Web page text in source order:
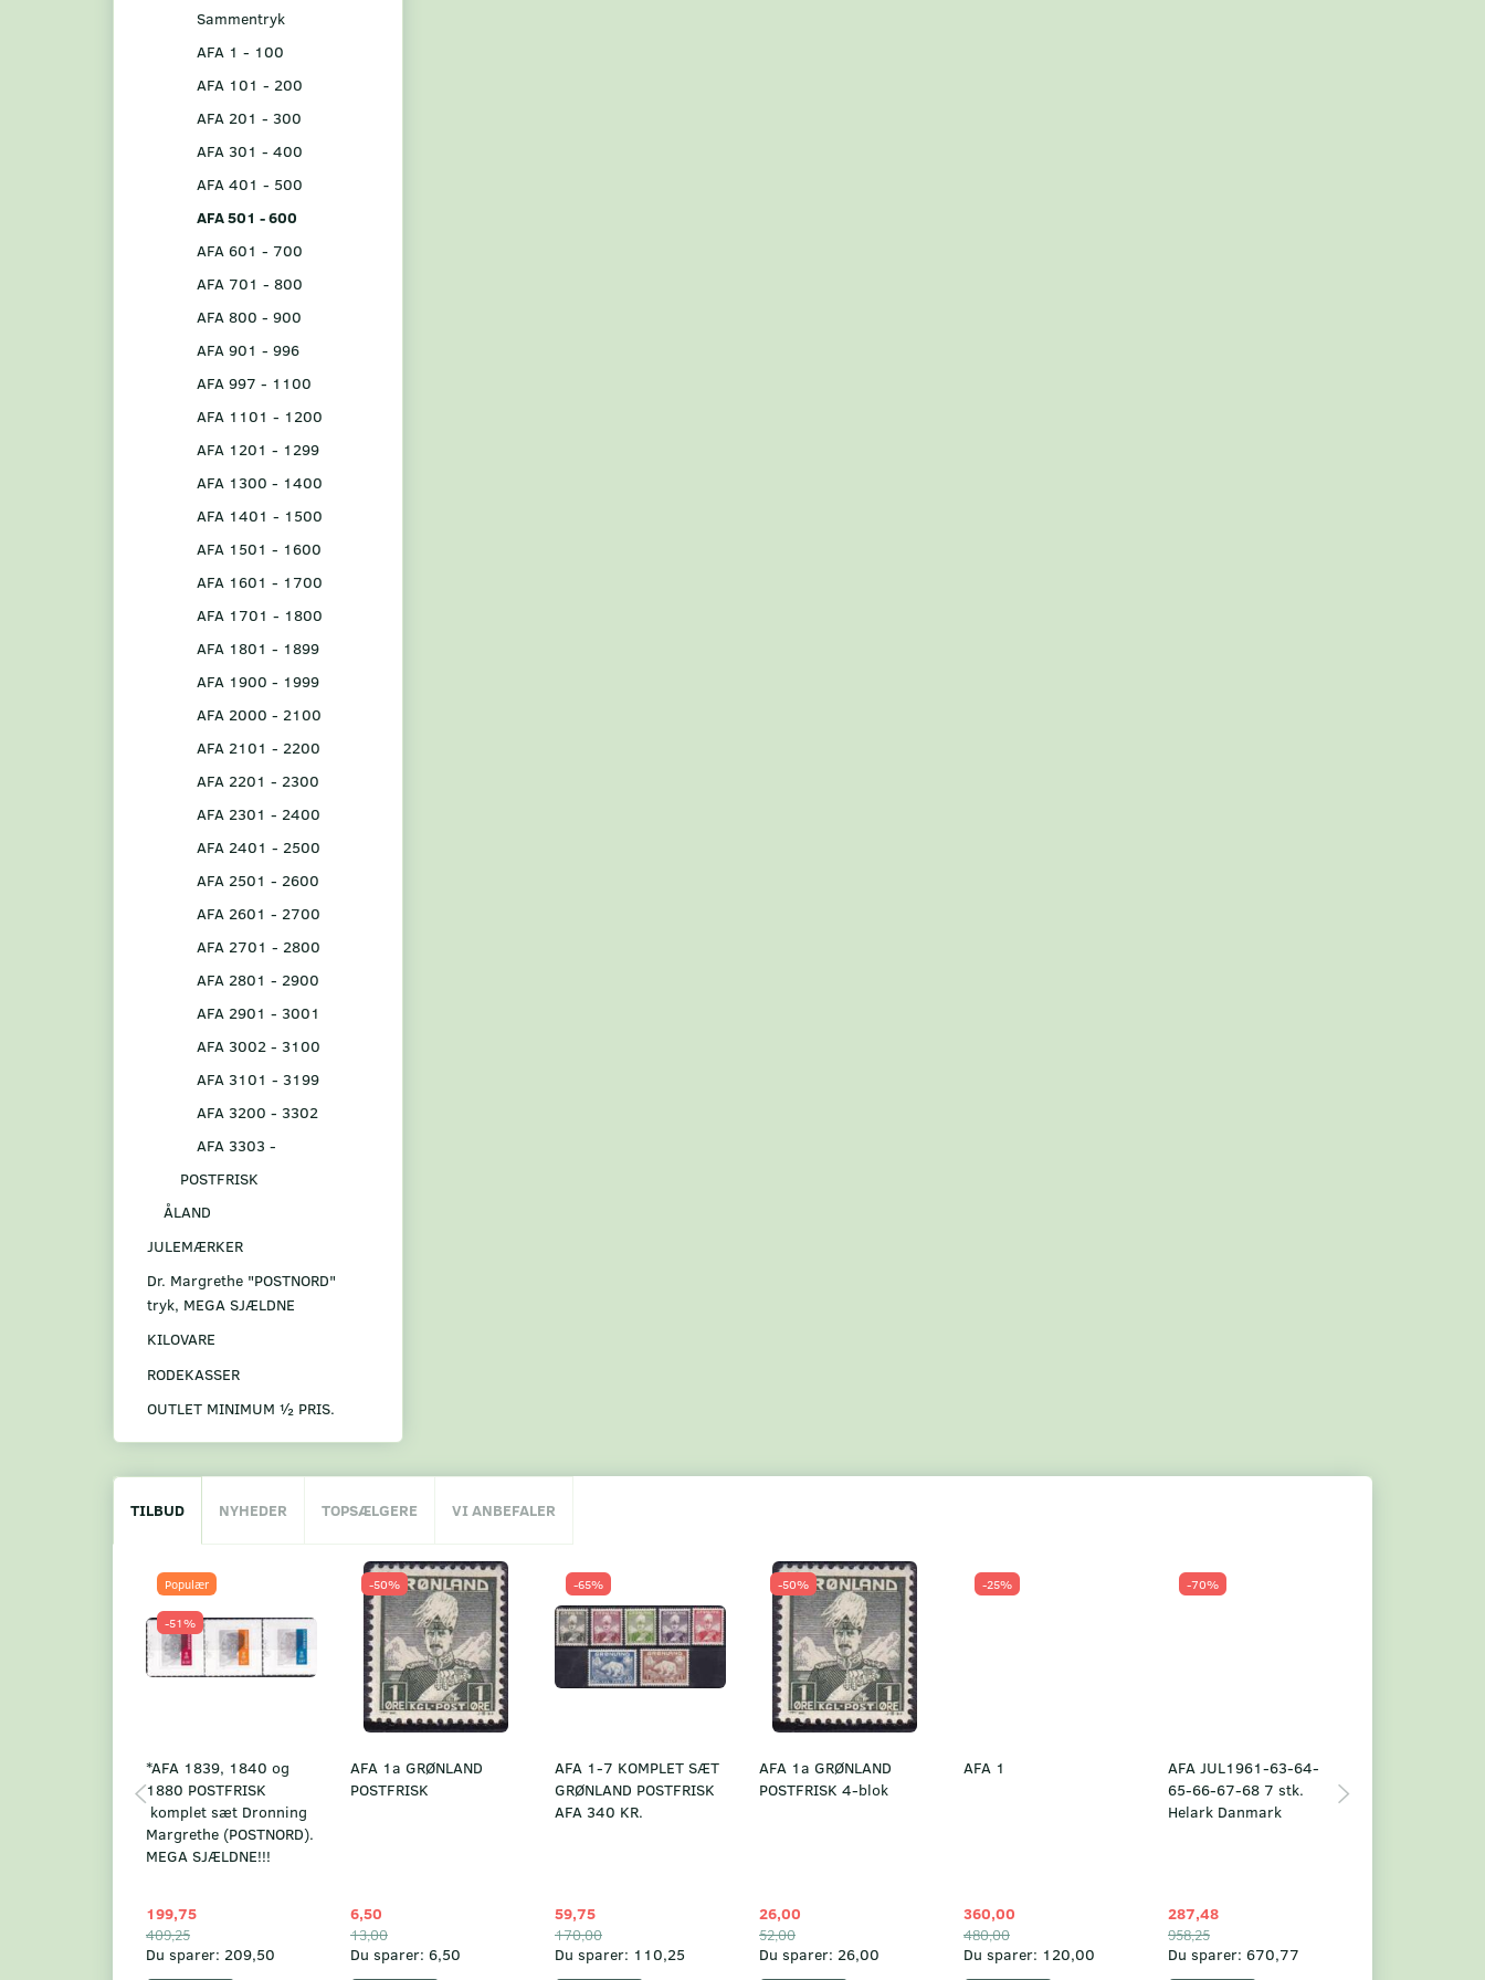
Sammentryk
AFA 1 - 100
AFA 101 - 200
AFA 201 - 300
AFA 301 - 400
AFA 401 - 500
AFA 501 - 600
AFA 601 - 700
AFA 701 - 800
AFA 800 - 900
AFA 901 - 996
AFA 997 - 1100
AFA 1101 - 1200
AFA 1201 - 1299
AFA 1300 - 1400
AFA 1401 - 1500
AFA 1501 - 1600
AFA 1601 - 1700
AFA 1701 - 1800
AFA 1801 - 1899
AFA 1900 - 1999
AFA 2000 - 2100
AFA 2101 - 2200
AFA 2201 - 2300
AFA 2301 - 2400
AFA 2401 - 2500
AFA 2501 - 2600
AFA 2601 - 2700
AFA 2701 - 2800
AFA 2801 - 2900
AFA 2901 - 3001
AFA 3002 - 3100
AFA 3101 - 3199
AFA 3200 - 3302
AFA 3303 -
POSTFRISK
ÅLAND
JULEMÆRKER
Dr. Margrethe "POSTNORD"
tryk, MEGA SJÆLDNE
KILOVARE
RODEKASSER
OUTLET MINIMUM ½ PRIS.
TILBUD NYHEDER TOPSÆLGERE VI ANBEFALER
Populær
-51%
*AFA 1839, 1840 og
1880 POSTFRISK
komplet sæt Dronning
Margrethe (POSTNORD).
MEGA SJÆLDNE!!!
199,75
409,25
Du sparer: 209,50
-50%
AFA 1a GRØNLAND
POSTFRISK
6,50
13,00
Du sparer: 6,50
-65%
AFA 1-7 KOMPLET SÆT
GRØNLAND POSTFRISK
AFA 340 KR.
59,75
170,00
Du sparer: 110,25
-50%
AFA 1a GRØNLAND
POSTFRISK 4-blok
26,00
52,00
Du sparer: 26,00
-25%
AFA 1
360,00
480,00
Du sparer: 120,00
-70%
AFA JUL1961-63-64-
65-66-67-68 7 stk.
Helark Danmark
287,48
958,25
Du sparer: 670,77